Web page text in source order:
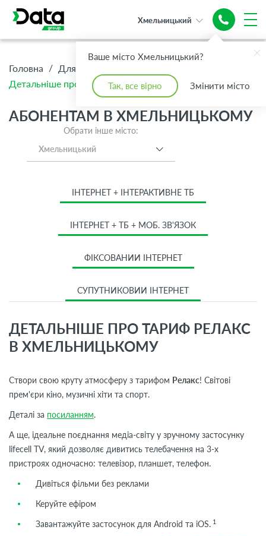
Ваше місто Хмельницький?
Так, все вірно Змінити місто
Хмельницький
Головна / Для Дому
Детальніше про тариф Релакс
АБОНЕНТАМ В ХМЕЛЬНИЦЬКОМУ
Обрати інше місто:
Хмельницький
ІНТЕРНЕТ + ІНТЕРАКТИВНЕ ТБ
ІНТЕРНЕТ + ТБ + МОБ. ЗВ'ЯЗОК
ФІКСОВАНИЙ ІНТЕРНЕТ
СУПУТНИКОВИЙ ІНТЕРНЕТ
ДЕТАЛЬНІШЕ ПРО ТАРИФ РЕЛАКС
В ХМЕЛЬНИЦЬКОМУ
Створи свою круту атмосферу з тарифом Релакс! Світові
прем'єри кіно, музичні хіти та спорт.
Деталі за посиланням.
А ще, ідеальне поєднання медіа-світу у зручному застосунку
lifecell TV, який дозволяє дивитись телебачення на 3-х
пристроях одночасно: телевізор, планшет, телефон.
Дивіться фільми без реклами
Керуйте ефіром
Завантажуйте застосунок для Android та iOS. 1